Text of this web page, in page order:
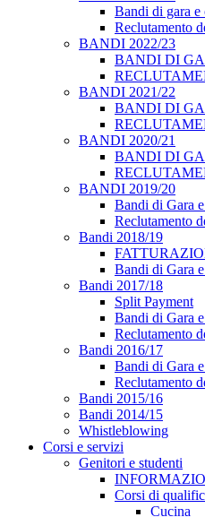
Bandi di gara e
Reclutamento
BANDI 2022/23
BANDI DI
BANDI 2021/22
BANDI DI
BANDI 2020/21
BANDI DI
BANDI 2019/20
Bandi di Gara
Reclutamento
Bandi 2018/19
Bandi di Gara
Bandi 2017/18
Split Payment
Bandi di Gara
Reclutamento
Bandi 2016/17
Bandi di Gara
Reclutamento
Bandi 2015/16
Bandi 2014/15
Whistleblowing
Corsi e servizi
Genitori e studenti
Corsi di
Cucina